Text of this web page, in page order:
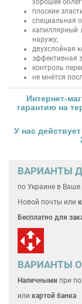
хорошее
плоские
специальная
капиллярный
наружу;
двухслойная
эффективная
контроль
не мнётся
Интернет-
гарантию на
У нас
ВАРИАНТЫ
по Украине в Ваше
Новой почты или
Бесплатно для
ВАРИАНТЫ
Наличными при
или картой банка